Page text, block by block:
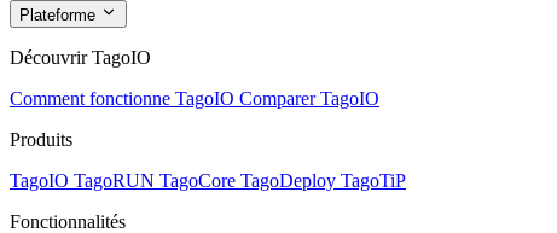
Plateforme
Découvrir TagoIO
Comment fonctionne TagoIO Comparer TagoIO
Produits
TagoIO TagoRUN TagoCore TagoDeploy TagoTiP
Fonctionnalités